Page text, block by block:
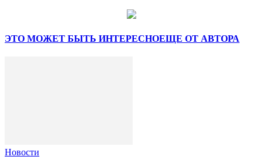
ЭТО МОЖЕТ БЫТЬ ИНТЕРЕСНОЕЩЕ ОТ АВТОРА
Новости